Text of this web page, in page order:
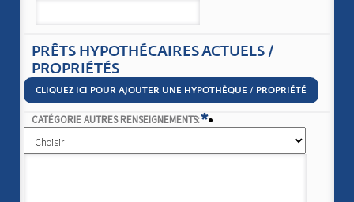
PRÊTS HYPOTHÉCAIRES ACTUELS /
PROPRIÉTÉS
CLIQUEZ ICI POUR AJOUTER UNE HYPOTHÈQUE / PROPRIÉTÉ
CATÉGORIE AUTRES RENSEIGNEMENTS:*